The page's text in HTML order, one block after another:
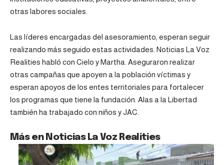
otras labores sociales.
Las líderes encargadas del asesoramiento, esperan seguir
realizando más seguido estas actividades. Noticias La Voz
Realities habló con Cielo y Martha. Aseguraron realizar
otras campañas que apoyen a la población víctimas y
esperan apoyos de los entes territoriales para fortalecer
los programas que tiene la fundación. Alas a la Libertad
también ha trabajado con niños y JAC.
Más en Noticias La Voz Realities